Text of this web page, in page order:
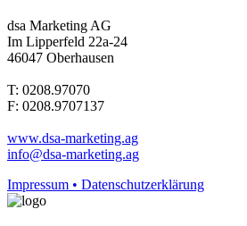
dsa Marketing AG
Im Lipperfeld 22a-24
46047 Oberhausen
T: 0208.97070
F: 0208.9707137
www.dsa-marketing.ag
info@dsa-marketing.ag
Impressum • Datenschutzerklärung